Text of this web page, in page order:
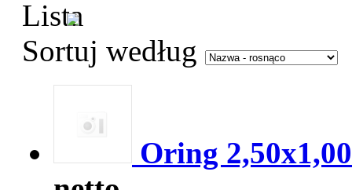
Sortuj według
Oring 2,50x1,00